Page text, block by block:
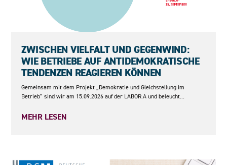
ZWISCHEN VIELFALT UND GEGENWIND:
WIE BETRIEBE AUF ANTIDEMOKRATISCHE
TENDENZEN REAGIEREN KÖNNEN
Gemeinsam mit dem Projekt „Demokratie und Gleichstellung im
Betrieb“ sind wir am 15.09.2026 auf der LABOR.A und beleucht...
MEHR LESEN